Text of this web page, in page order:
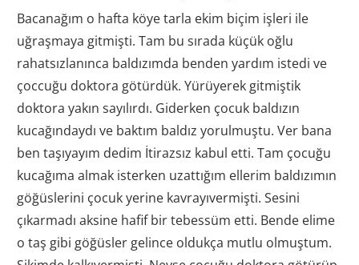
Bacanağım o hafta köye tarla ekim biçim işleri ile
uğraşmaya gitmişti. Tam bu sırada küçük oğlu
rahatsızlanınca baldızımda benden yardım istedi ve
çoccuğu doktora götürdük. Yürüyerek gitmiştik
doktora yakın sayılırdı. Giderken çocuk baldızın
kucağındaydı ve baktım baldız yorulmuştu. Ver bana
ben taşıyayım dedim İtirazsız kabul etti. Tam çocuğu
kucağıma almak isterken uzattığım ellerim baldızımın
göğüslerini çocuk yerine kavrayıvermişti. Sesini
çıkarmadı aksine hafif bir tebessüm etti. Bende elime
o taş gibi göğüsler gelince oldukça mutlu olmuştum.